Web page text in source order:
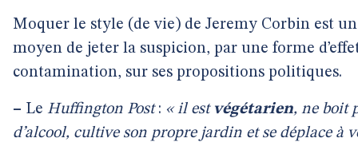
Moquer le style (de vie) de Jeremy Corbin est un
moyen de jeter la suspicion, par une forme
contamination, sur ses propositions politiques.
– Le Huffington Post: « il est végétarien, ne boit
d’alcool, cultive son propre jardin et se déplace à